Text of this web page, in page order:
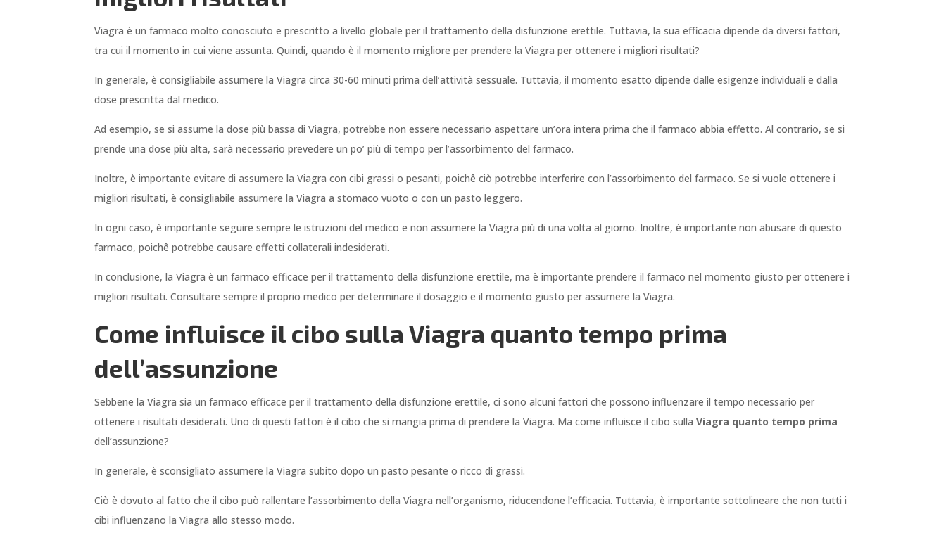
Viagra è un farmaco molto conosciuto e prescritto a livello globale per il trattamento della disfunzione erettile. Tuttavia, la sua efficacia dipende da diversi fattori,
tra cui il momento in cui viene assunta. Quindi, quando è il momento migliore per prendere la Viagra per ottenere i migliori risultati?
In generale, è consigliabile assumere la Viagra circa 30-60 minuti prima dell’attività sessuale. Tuttavia, il momento esatto dipende dalle esigenze individuali e dalla
dose prescritta dal medico.
Ad esempio, se si assume la dose più bassa di Viagra, potrebbe non essere necessario aspettare un’ora intera prima che il farmaco abbia effetto. Al contrario, se si
prende una dose più alta, sarà necessario prevedere un po’ più di tempo per l’assorbimento del farmaco.
Inoltre, è importante evitare di assumere la Viagra con cibi grassi o pesanti, poichê ciò potrebbe interferire con l’assorbimento del farmaco. Se si vuole ottenere i
migliori risultati, è consigliabile assumere la Viagra a stomaco vuoto o con un pasto leggero.
In ogni caso, è importante seguire sempre le istruzioni del medico e non assumere la Viagra più di una volta al giorno. Inoltre, è importante non abusare di questo
farmaco, poichê potrebbe causare effetti collaterali indesiderati.
In conclusione, la Viagra è un farmaco efficace per il trattamento della disfunzione erettile, ma è importante prendere il farmaco nel momento giusto per ottenere i
migliori risultati. Consultare sempre il proprio medico per determinare il dosaggio e il momento giusto per assumere la Viagra.
Come influisce il cibo sulla Viagra quanto tempo prima
dell’assunzione
Sebbene la Viagra sia un farmaco efficace per il trattamento della disfunzione erettile, ci sono alcuni fattori che possono influenzare il tempo necessario per
ottenere i risultati desiderati. Uno di questi fattori è il cibo che si mangia prima di prendere la Viagra. Ma come influisce il cibo sullaViagra quanto tempo prima
dell’assunzione?
In generale, è sconsigliato assumere la Viagra subito dopo un pasto pesante o ricco di grassi.
Ciò è dovuto al fatto che il cibo può rallentare l’assorbimento della Viagra nell’organismo, riducendone l’efficacia. Tuttavia, è importante sottolineare che non tutti i
cibi influenzano la Viagra allo stesso modo.